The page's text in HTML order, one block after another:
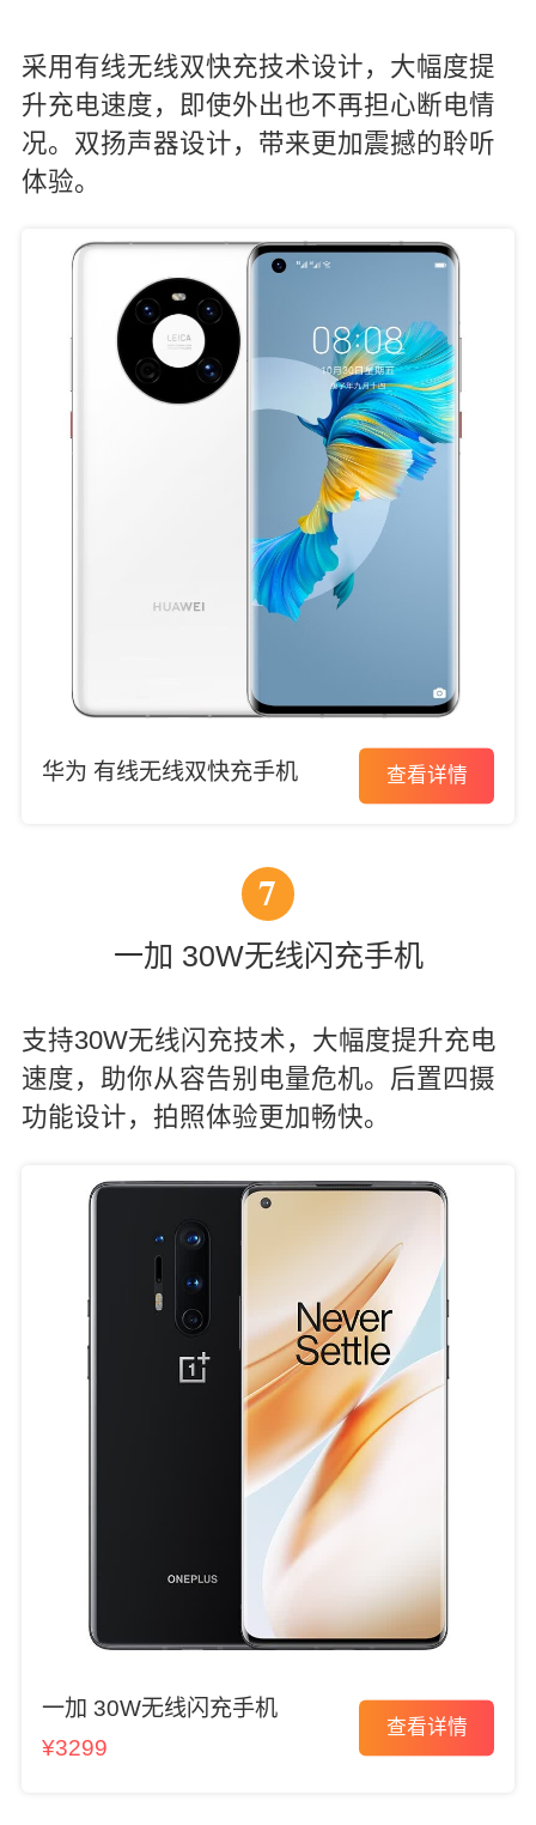
采用有线无线双快充技术设计，大幅度提
升充电速度，即使外出也不再担心断电情
况。双扬声器设计，带来更加震撼的聆听
体验。
华为 有线无线双快充手机 查看详情
7
一加 30W无线闪充手机
支持30W无线闪充技术，大幅度提升充电
速度，助你从容告别电量危机。后置四摄
功能设计，拍照体验更加畅快。
一加 30W无线闪充手机
¥3299
查看详情